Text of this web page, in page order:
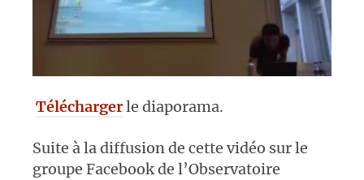
Téléchargerle diaporama.
Suite à la diffusion de cette vidéo sur le
groupe Facebook de l’Observatoire